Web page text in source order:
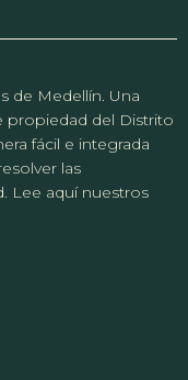
de Medellín. Una
propiedad del Distrito
fácil e integrada
las
Lee aquí nuestros